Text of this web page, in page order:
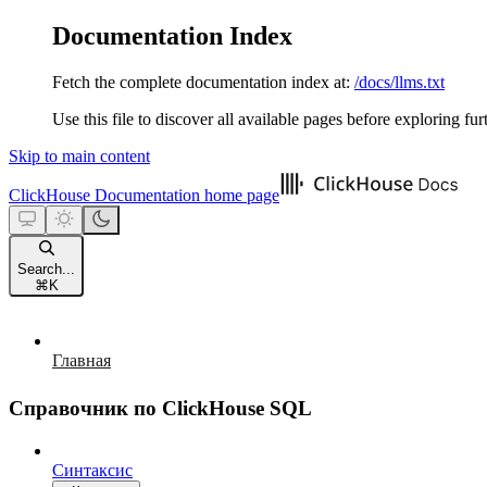
Documentation Index
Fetch the complete documentation index at: /docs/llms.txt
Use this file to discover all available pages before exploring
Skip to main content
ClickHouse Documentation home page
Search...
⌘ K
Главная
Справочник по ClickHouse SQL
Синтаксис